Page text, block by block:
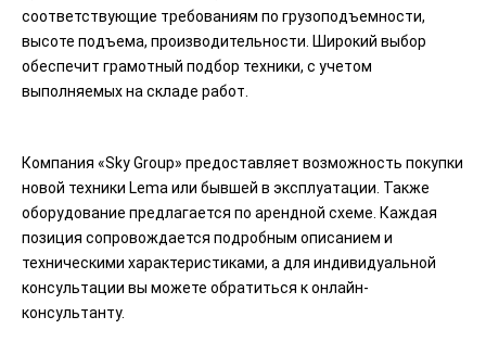
соответствующие требованиям по грузоподъемности,
высоте подъема, производительности. Широкий выбор
обеспечит грамотный подбор техники, с учетом
выполняемых на складе работ.
Компания «Sky Group» предоставляет возможность покупки
новой техники Lema или бывшей в эксплуатации. Также
оборудование предлагается по арендной схеме. Каждая
позиция сопровождается подробным описанием и
техническими характеристиками, а для индивидуальной
консультации вы можете обратиться к онлайн-
консультанту.